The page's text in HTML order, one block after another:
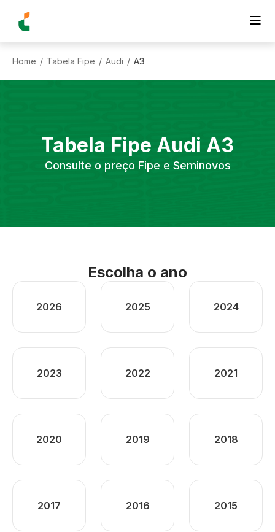
Home / Tabela Fipe / Audi / A3
Tabela Fipe Audi A3
Consulte o preço Fipe e Seminovos
Escolha o ano
2026 2025 2024
2023 2022 2021
2020 2019 2018
2017 2016 2015